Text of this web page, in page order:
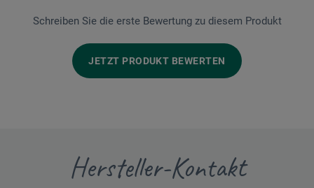
Schreiben Sie die erste Bewertung zu diesem Produkt
JETZT PRODUKT BEWERTEN
Hersteller-Kontakt